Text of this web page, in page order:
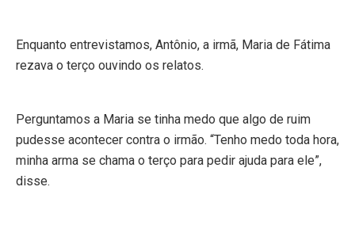
Enquanto entrevistamos, Antônio, a irmã, Maria de Fátima
rezava o terço ouvindo os relatos.
Perguntamos a Maria se tinha medo que algo de ruim
pudesse acontecer contra o irmão. “Tenho medo toda hora,
minha arma se chama o terço para pedir ajuda para ele”,
disse.